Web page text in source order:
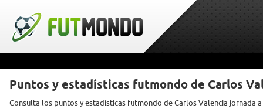
Puntos y estadísticas futmondo de Carlos
Consulta los puntos y estadísticas futmondo de Carlos Valencia jornada